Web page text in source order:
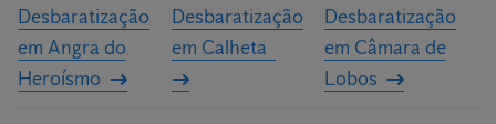
os nossos especialistas irão elaborar um orçamento
personalizado para a sua casa ou a sua empresa.
Desbaratização
em Angra do
Heroísmo
Desbaratização
em Calheta
Desbaratização
em Câmara de
Lobos